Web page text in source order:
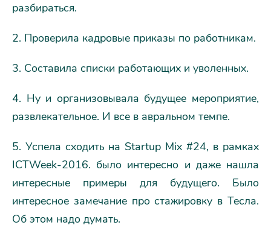
разбираться.
2. Проверила кадровые приказы по работникам.
3. Составила списки работающих и уволенных.
4. Ну и организовывала будущее мероприятие,
развлекательное. И все в авральном темпе.
5. Успела сходить на Startup Mix #24, в рамках
ICTWeek-2016. было интересно и даже нашла
интересные примеры для будущего. Было
интересное замечание про стажировку в Тесла.
Об этом надо думать.